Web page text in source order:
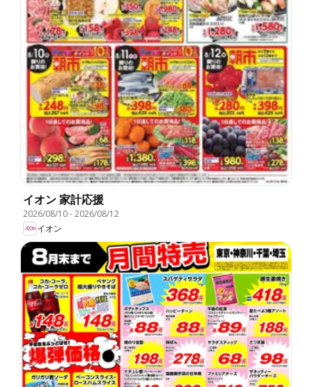
イオン 家計応援
2026/08/10-2026/08/12
イオン